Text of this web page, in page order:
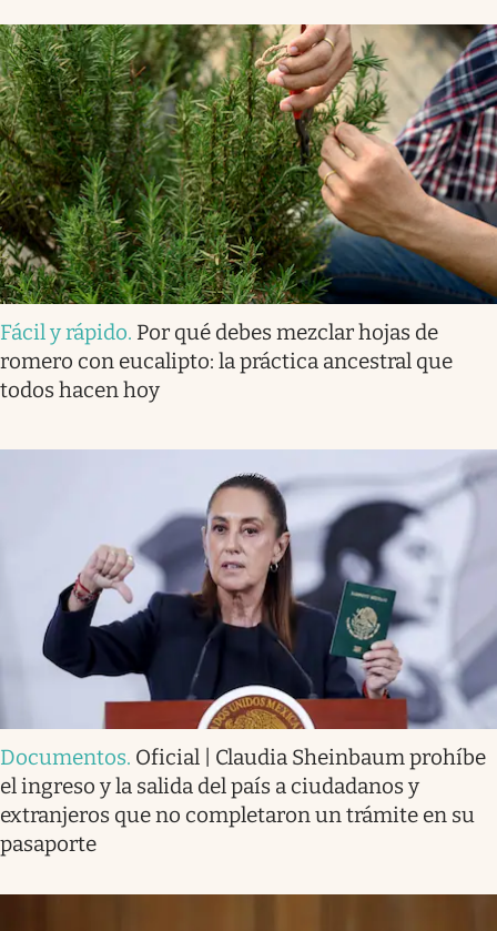
Fácil y rápido. Por qué debes mezclar hojas de
romero con eucalipto: la práctica ancestral que
todos hacen hoy
Documentos. Oficial | Claudia Sheinbaum prohíbe
el ingreso y la salida del país a ciudadanos y
extranjeros que no completaron un trámite en su
pasaporte